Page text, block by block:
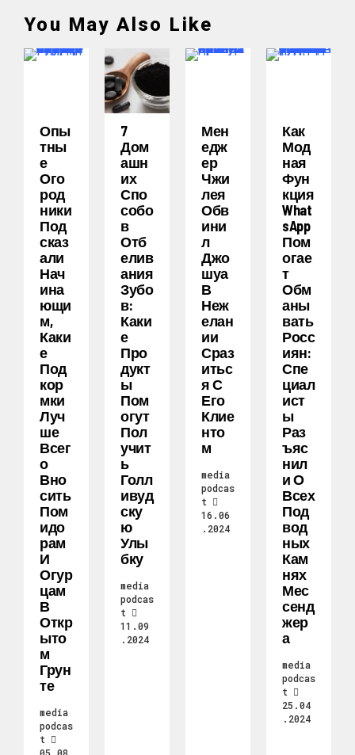
You May Also Like
Опы
Тны
Е
Ого
Род
Ники
Под
Сказ
Али
Нач
Ина
Ющи
М,
Каки
Е
Под
Кор
Мки
Луч
Ше
Всег
О
Вно
Сить
Пом
Идо
Рам
И
Огур
Цам
В
Откр
Ыто
М
Грун
Те
media
podcas
t
7
Дом
Ашн
Их
Спо
Собо
В
Отб
Елив
Ания
Зубо
В:
Каки
Е
Про
Дукт
Ы
Пом
Огут
Пол
Учит
Ь
Голл
Ивуд
Ску
Ю
Улы
Бку
media
podcas
t
11.09
.2024
Мен
Едж
Ер
Чжи
Лея
Обв
Ини
Л
Джо
Шуа
В
Неж
Елан
Ии
Сраз
Итьс
Я С
Его
Клие
Нто
М
media
podcas
t
16.06
.2024
Как
Мод
Ная
Фун
Кция
What
SApp
Пом
Огае
Т
Обм
Аны
Вать
Росс
Иян:
Спе
Циал
Ист
Ы
Раз
Ъяс
Нил
И О
Всех
Под
Вод
Ных
Кам
Нях
Мес
Сенд
Жер
А
media
podcas
t
25.04
.2024